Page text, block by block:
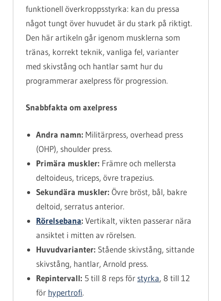
funktionell överkroppsstyrka: kan du pressa
något tungt över huvudet är du stark på riktigt.
Den här artikeln går igenom musklerna som
tränas, korrekt teknik, vanliga fel, varianter
med skivstång och hantlar samt hur du
programmerar axelpress för progression.
Snabbfakta om axelpress
Andra namn: Militärpress, overhead press
(OHP), shoulder press.
Primära muskler: Främre och mellersta
deltoideus, triceps, övre trapezius.
Sekundära muskler: Övre bröst, bål, bakre
deltoid, serratus anterior.
Rörelsebana: Vertikalt, vikten passerar nära
ansiktet i mitten av rörelsen.
Huvudvarianter: Stående skivstång, sittande
skivstång, hantlar, Arnold press.
Repintervall: 5 till 8 reps för styrka, 8 till 12
för hypertrofi.